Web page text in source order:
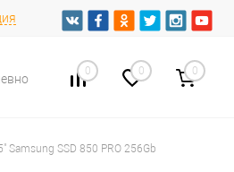
0 0 0
Samsung SSD 850 PRO 256Gb